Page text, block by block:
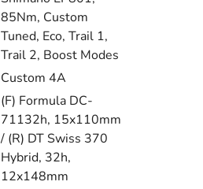
85Nm, Custom
Tuned, Eco, Trail 1,
Trail 2, Boost Modes
Custom 4A
(F) Formula DC-
71132h, 15x110mm
/ (R) DT Swiss 370
Hybrid, 32h,
12x148mm